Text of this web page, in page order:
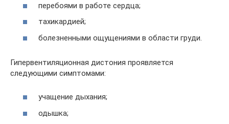
перебоями в работе сердца;
тахикардией;
болезненными ощущениями в области груди.
Гипервентиляционная дистония проявляется
следующими симптомами:
учащение дыхания;
одышка;